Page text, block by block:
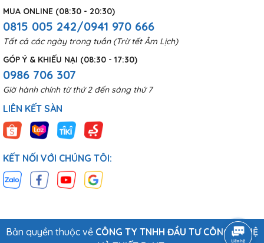
MUA ONLINE (08:30 - 20:30)
0815 005 242/0941 970 666
Tất cả các ngày trong tuần (Trừ tết Âm Lịch)
GÓP Ý & KHIẾU NẠI (08:30 - 17:30)
0986 706 307
Giờ hành chính từ thứ 2 đến sáng thứ 7
LIÊN KẾT SÀN
KẾT NỐI VỚI CHÚNG TÔI:
Bản quyền thuộc về CÔNG TY TNHH ĐẦU TƯ CÔNG NGHỆ